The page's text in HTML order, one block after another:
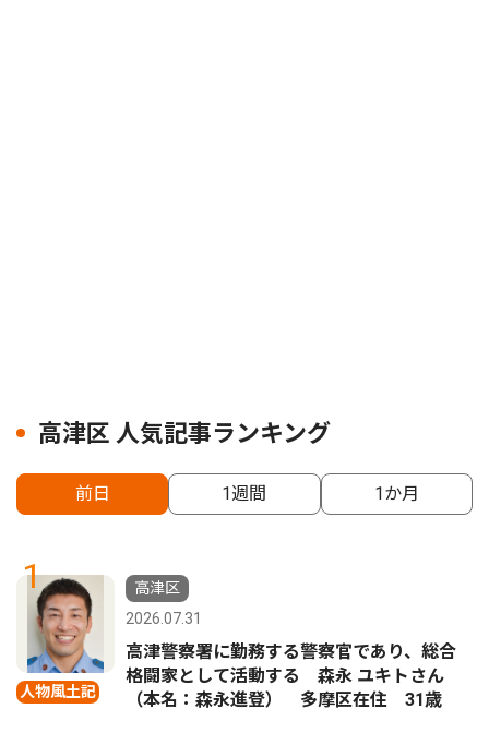
高津区 人気記事ランキング
前日 1週間 1か月
1
人物風土記
高津区
2026.07.31
高津警察署に勤務する警察官であり、総合
格闘家として活動する 森永 ユキトさん
（本名：森永進登） 多摩区在住 31歳